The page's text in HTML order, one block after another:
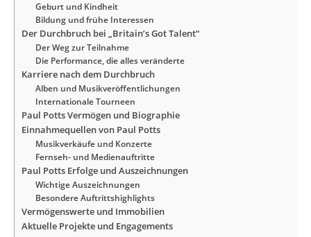
Geburt und Kindheit
Bildung und frühe Interessen
Der Durchbruch bei „Britain’s Got Talent“
Der Weg zur Teilnahme
Die Performance, die alles veränderte
Karriere nach dem Durchbruch
Alben und Musikveröffentlichungen
Internationale Tourneen
Paul Potts Vermögen und Biographie
Einnahmequellen von Paul Potts
Musikverkäufe und Konzerte
Fernseh- und Medienauftritte
Paul Potts Erfolge und Auszeichnungen
Wichtige Auszeichnungen
Besondere Auftrittshighlights
Vermögenswerte und Immobilien
Aktuelle Projekte und Engagements